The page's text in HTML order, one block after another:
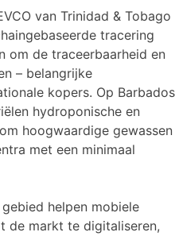
van Trinidad & Tobago
tracering
de traceerbaarheid en
– belangrijke
kopers. Op Barbados
hydroponische en
hoogwaardige gewassen
met een minimaal
helpen mobiele
de markt te digitaliseren,